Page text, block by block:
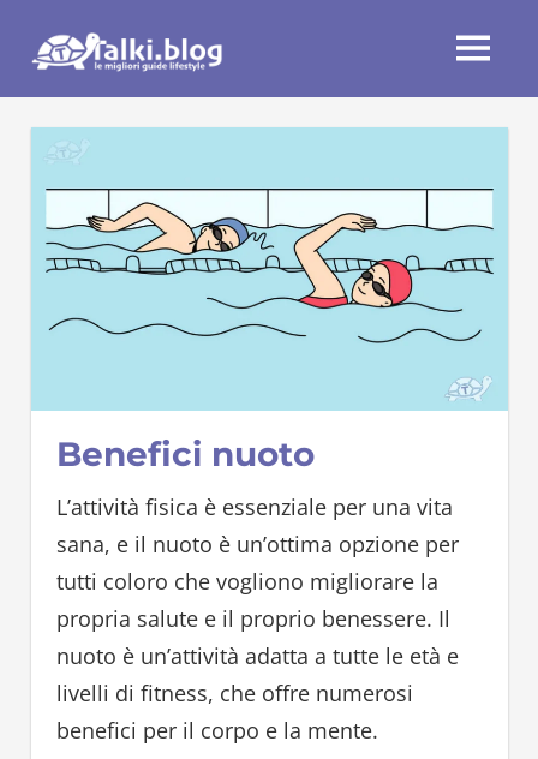
MENU
Benefici nuoto
L’attività fisica è essenziale per una vita
sana, e il nuoto è un’ottima opzione per
tutti coloro che vogliono migliorare la
propria salute e il proprio benessere. Il
nuoto è un’attività adatta a tutte le età e
livelli di fitness, che offre numerosi
benefici per il corpo e la mente.